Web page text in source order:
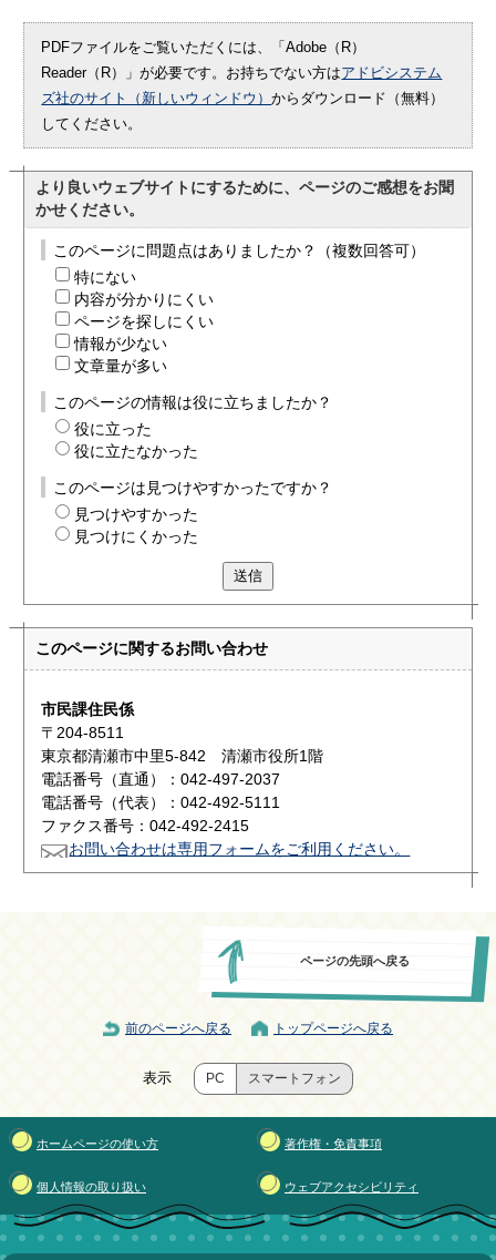
PDFファイルをご覧いただくには、「Adobe（R）
Reader（R）」が必要です。お持ちでない方はアドビシステム
ズ社のサイト（新しいウィンドウ）からダウンロード（無料）
してください。
より良いウェブサイトにするために、ページのご感想をお聞
かせください。
このページに問題点はありましたか？（複数回答可）
特にない
内容が分かりにくい
ページを探しにくい
情報が少ない
文章量が多い
このページの情報は役に立ちましたか？
役に立った
役に立たなかった
このページは見つけやすかったですか？
見つけやすかった
見つけにくかった
送信
このページに関するお問い合わせ
市民課住民係
〒204-8511
東京都清瀬市中里5-842 清瀬市役所1階
電話番号（直通）：042-497-2037
電話番号（代表）：042-492-5111
ファクス番号：042-492-2415
お問い合わせは専用フォームをご利用ください。
ページの先頭へ戻る
前のページへ戻る トップページへ戻る
表示 PC スマートフォン
ホームページの使い方 著作権・免責事項
個人情報の取り扱い ウェブアクセシビリティ